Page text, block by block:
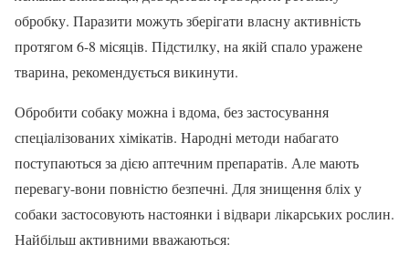
обробку. Паразити можуть зберігати власну активність
протягом 6-8 місяців. Підстилку, на якій спало уражене
тварина, рекомендується викинути.
Обробити собаку можна і вдома, без застосування
спеціалізованих хімікатів. Народні методи набагато
поступаються за дією аптечним препаратів. Але мають
перевагу-вони повністю безпечні. Для знищення бліх у
собаки застосовують настоянки і відвари лікарських рослин.
Найбільш активними вважаються: